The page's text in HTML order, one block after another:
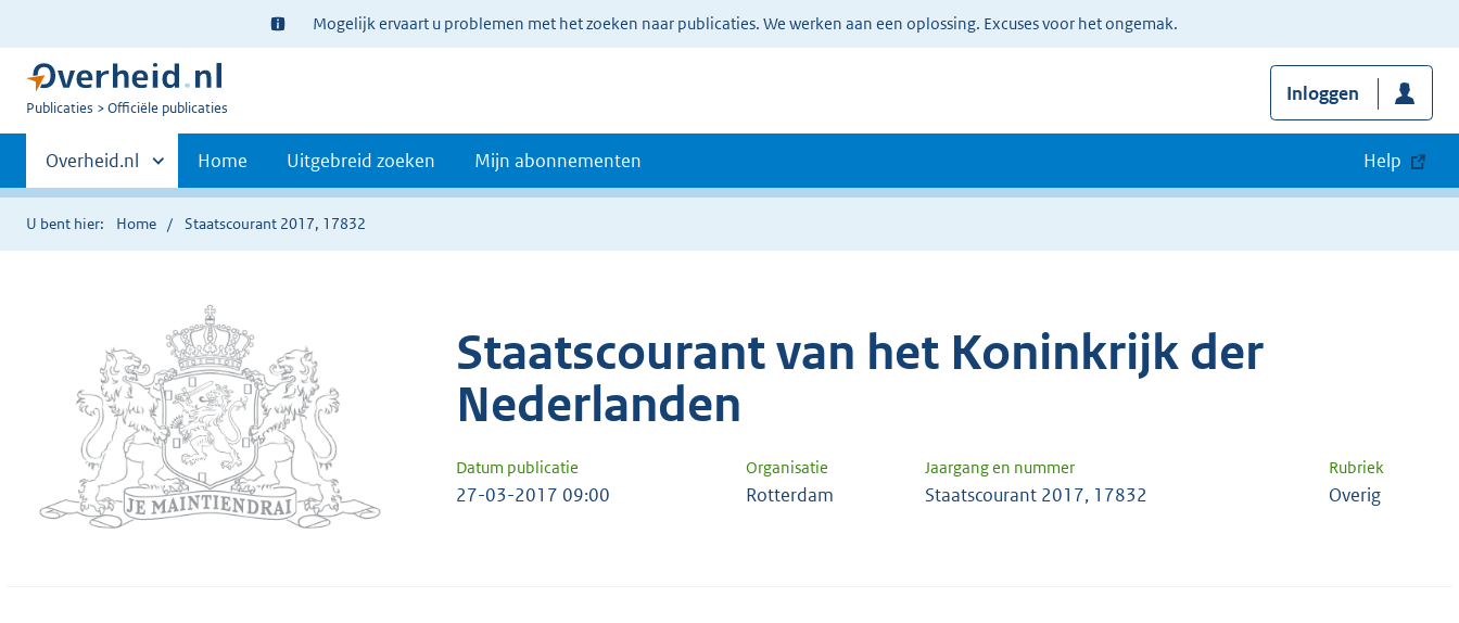
Ter
informatie:
Mogelijk ervaart u problemen met het zoeken naar publicaties. We werken aan een oplossing. Excuses voor het ongemak.
U
Publicaties Officiële publicaties
Inloggen
Primaire
navigatie
Andere
sites
binnen
Overheid.nl Home Uitgebreid zoeken Mijn abonnementen Help
U bent hier: Home Staatscourant 2017, 17832
Staatscourant van het Koninkrijk der
Nederlanden
Datum publicatie Organisatie Jaargang en nummer Rubriek
27-03-2017 09:00 Rotterdam Staatscourant 2017, 17832 Overig